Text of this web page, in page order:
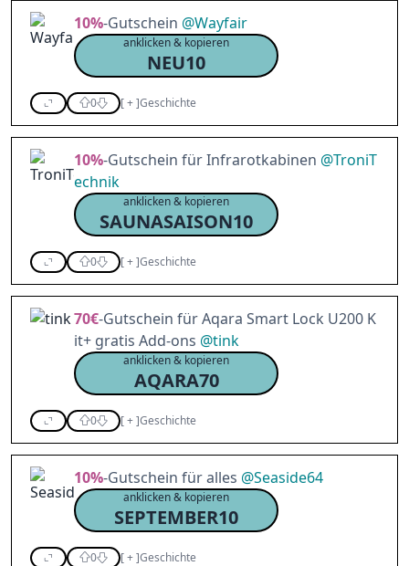
10%-Gutschein @Wayfair
anklicken & kopieren
NEU10
0 [+]Geschichte
10%-Gutschein für Infrarotkabinen @TroniT
echnik
anklicken & kopieren
SAUNASAISON10
0 [+]Geschichte
70€-Gutschein für Aqara Smart Lock U200 K
it+ gratis Add-ons @tink
anklicken & kopieren
AQARA70
0 [+]Geschichte
10%-Gutschein für alles @Seaside64
anklicken & kopieren
SEPTEMBER10
0 [+]Geschichte